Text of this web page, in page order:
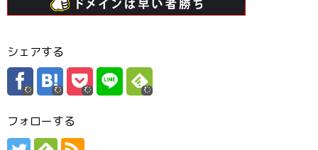
シェアする
フォローする